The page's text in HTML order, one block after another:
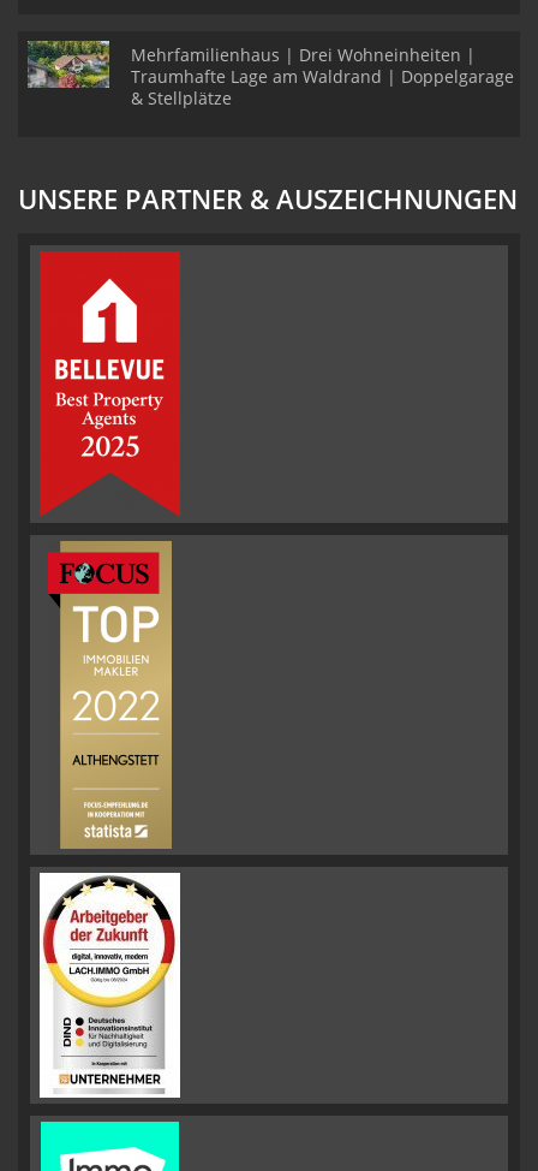
Mehrfamilienhaus | Drei Wohneinheiten |
Traumhafte Lage am Waldrand | Doppelgarage
& Stellplätze
UNSERE PARTNER & AUSZEICHNUNGEN